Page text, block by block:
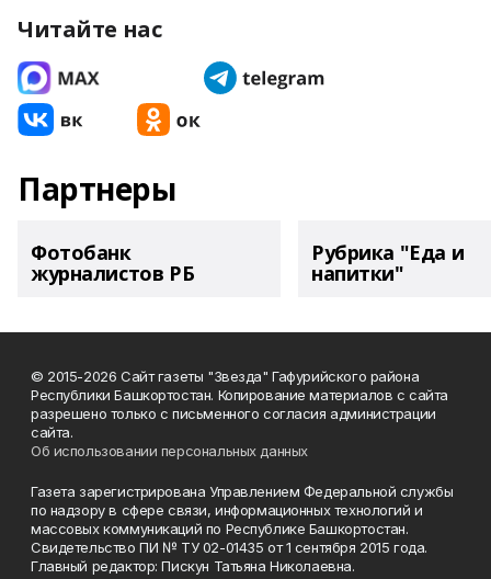
Читайте нас
Партнеры
Фотобанк
журналистов РБ
Рубрика "Еда и
напитки"
© 2015-2026 Сайт газеты "Звезда" Гафурийского района
Республики Башкортостан. Копирование материалов с сайта
разрешено только с письменного согласия администрации
сайта.
Об использовании персональных данных
Газета зарегистрирована Управлением Федеральной службы
по надзору в сфере связи, информационных технологий и
массовых коммуникаций по Республике Башкортостан.
Свидетельство ПИ № ТУ 02-01435 от 1 сентября 2015 года.
Главный редактор: Пискун Татьяна Николаевна.